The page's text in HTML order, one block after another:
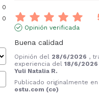
0
0
Opinión verificada
Buena calidad
Opinión del 28/6/2026 ,
experiencia del18/6/2026
Yuli Natalia R.
Publicado originalmente en
ostu.com (co)